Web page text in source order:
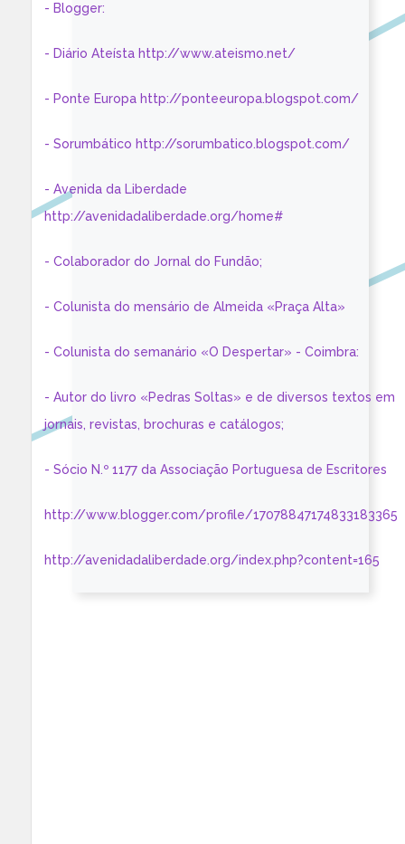
- Blogger:
- Diário Ateísta http://www.ateismo.net/
- Ponte Europa http://ponteeuropa.blogspot.com/
- Sorumbático http://sorumbatico.blogspot.com/
- Avenida da Liberdade
http://avenidadaliberdade.org/home#
- Colaborador do Jornal do Fundão;
- Colunista do mensário de Almeida «Praça Alta»
- Colunista do semanário «O Despertar» - Coimbra:
- Autor do livro «Pedras Soltas» e de diversos textos em
jornais, revistas, brochuras e catálogos;
- Sócio N.º 1177 da Associação Portuguesa de Escritores
http://www.blogger.com/profile/17078847174833183365
http://avenidadaliberdade.org/index.php?content=165